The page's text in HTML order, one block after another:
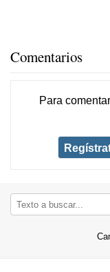
Comentarios
Para